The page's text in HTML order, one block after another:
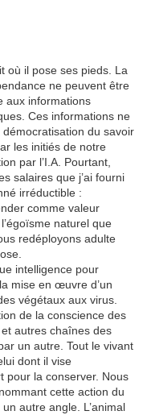
où il pose ses pieds. La
ne peuvent être
aux informations
Ces informations ne
du savoir
les initiés de notre
par l’I.A. Pourtant,
salaires que j’ai fourni
irréductible :
comme valeur
naturel que
redéployons adulte
intelligence pour
mise en œuvre d’un
végétaux aux virus.
de la conscience des
autres chaînes des
un autre. Tout le vivant
dont il vise
pour la conserver. Nous
cette action du
autre angle. L’animal